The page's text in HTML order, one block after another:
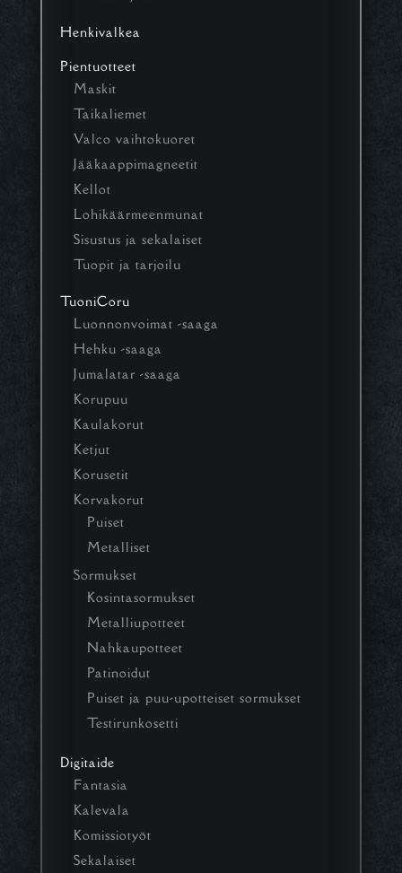
Henkivalkea
Pientuotteet
Maskit
Taikaliemet
Valco vaihtokuoret
Jääkaappimagneetit
Kellot
Lohikäärmeenmunat
Sisustus ja sekalaiset
Tuopit ja tarjoilu
TuoniCoru
Luonnonvoimat -saaga
Hehku -saaga
Jumalatar -saaga
Korupuu
Kaulakorut
Ketjut
Korusetit
Korvakorut
Puiset
Metalliset
Sormukset
Kosintasormukset
Metalliupotteet
Nahkaupotteet
Patinoidut
Puiset ja puu-upotteiset sormukset
Testirunkosetti
Digitaide
Fantasia
Kalevala
Komissiotyöt
Sekalaiset